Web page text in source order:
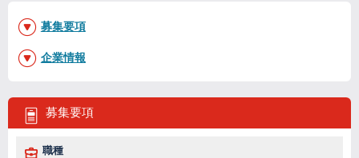
募集要項
職種
募集要項
企業情報